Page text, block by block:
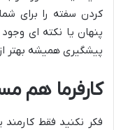
کردن سفته را برای
پنهان یا نکته ای
پیشگیری همیشه بهتر
کارفرما هم
فکر نکنید فقط